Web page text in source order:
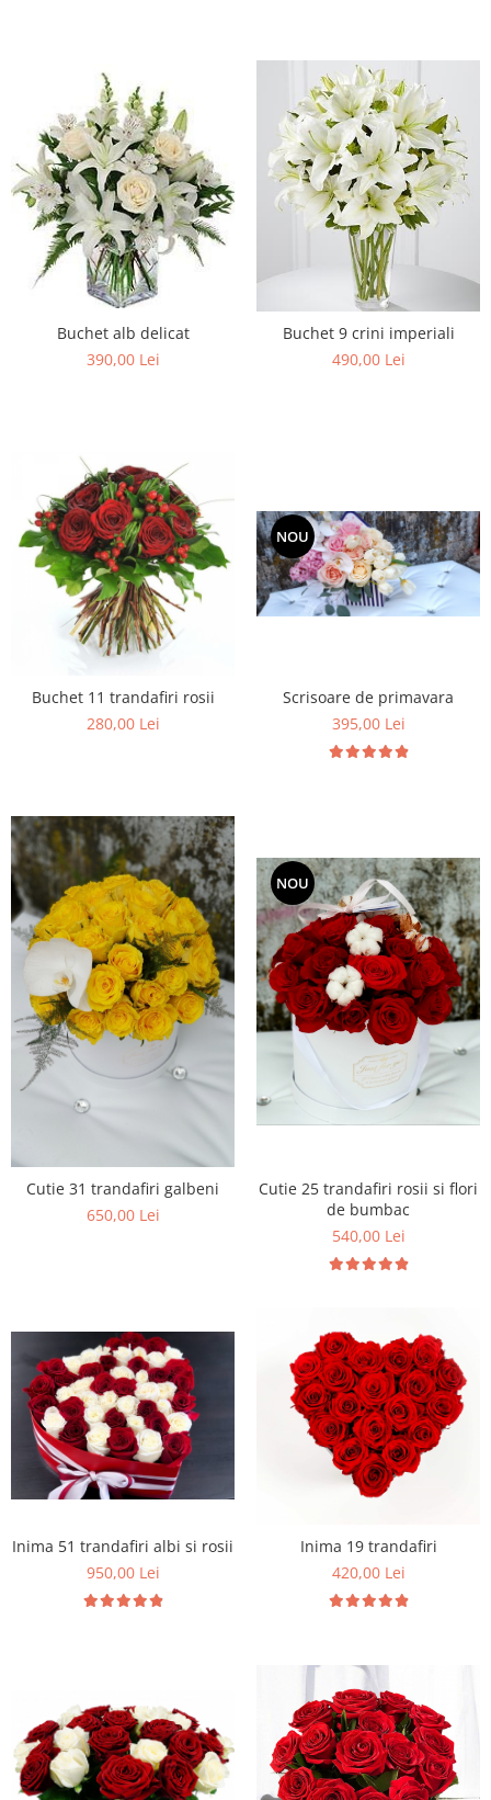
Buchet alb delicat
390,00 Lei
Buchet 9 crini imperiali
490,00 Lei
Buchet 11 trandafiri rosii
280,00 Lei
NOU
Scrisoare de primavara
395,00 Lei
Cutie 31 trandafiri galbeni
650,00 Lei
NOU
Cutie 25 trandafiri rosii si flori
de bumbac
540,00 Lei
Inima 51 trandafiri albi si rosii
950,00 Lei
Inima 19 trandafiri
420,00 Lei